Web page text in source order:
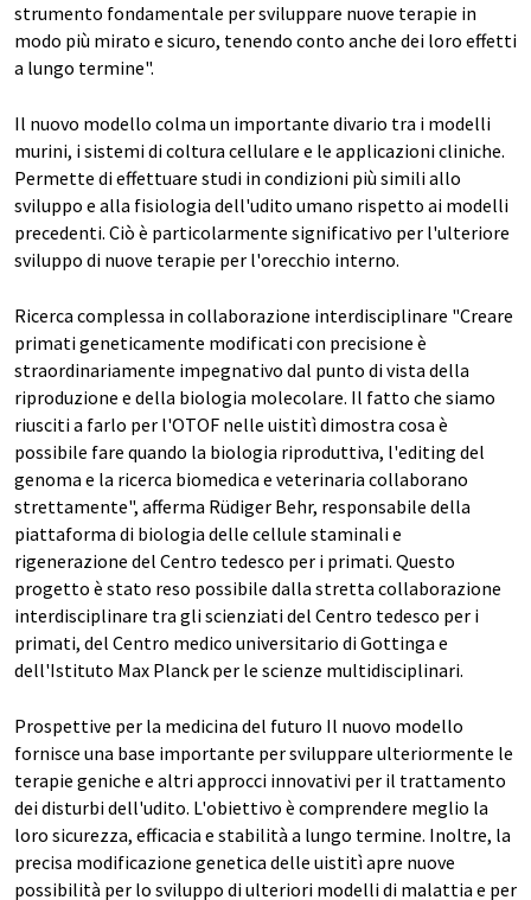
strumento fondamentale per sviluppare nuove terapie in
modo più mirato e sicuro, tenendo conto anche dei loro effetti
a lungo termine".
Il nuovo modello colma un importante divario tra i modelli
murini, i sistemi di coltura cellulare e le applicazioni cliniche.
Permette di effettuare studi in condizioni più simili allo
sviluppo e alla fisiologia dell'udito umano rispetto ai modelli
precedenti. Ciò è particolarmente significativo per l'ulteriore
sviluppo di nuove terapie per l'orecchio interno.
Ricerca complessa in collaborazione interdisciplinare "Creare
primati geneticamente modificati con precisione è
straordinariamente impegnativo dal punto di vista della
riproduzione e della biologia molecolare. Il fatto che siamo
riusciti a farlo per l'OTOF nelle uistitì dimostra cosa è
possibile fare quando la biologia riproduttiva, l'editing del
genoma e la ricerca biomedica e veterinaria collaborano
strettamente", afferma Rüdiger Behr, responsabile della
piattaforma di biologia delle cellule staminali e
rigenerazione del Centro tedesco per i primati. Questo
progetto è stato reso possibile dalla stretta collaborazione
interdisciplinare tra gli scienziati del Centro tedesco per i
primati, del Centro medico universitario di Gottinga e
dell'Istituto Max Planck per le scienze multidisciplinari.
Prospettive per la medicina del futuro Il nuovo modello
fornisce una base importante per sviluppare ulteriormente le
terapie geniche e altri approcci innovativi per il trattamento
dei disturbi dell'udito. L'obiettivo è comprendere meglio la
loro sicurezza, efficacia e stabilità a lungo termine. Inoltre, la
precisa modificazione genetica delle uistitì apre nuove
possibilità per lo sviluppo di ulteriori modelli di malattia e per